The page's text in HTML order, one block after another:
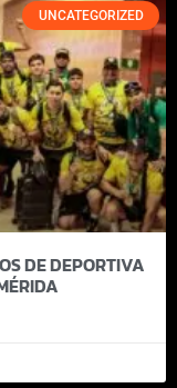
UNCATEGORIZED
DE DEPORTIVA